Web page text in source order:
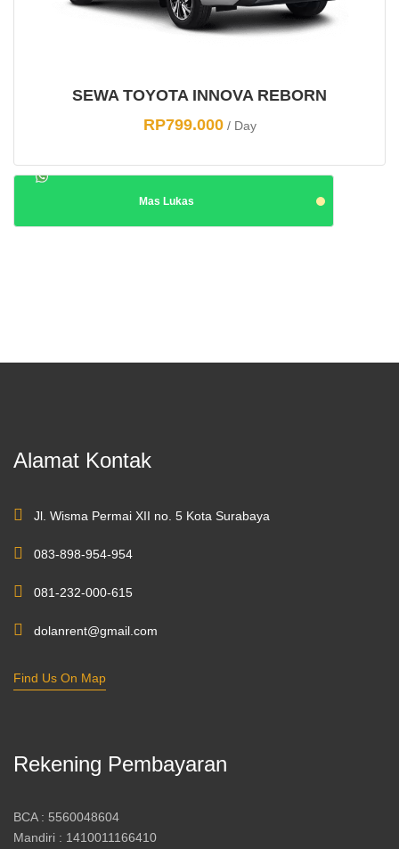
SEWA TOYOTA INNOVA REBORN
RP799.000 / Day
Mas Lukas
Alamat Kontak
Jl. Wisma Permai XII no. 5 Kota Surabaya
083-898-954-954
081-232-000-615
dolanrent@gmail.com
Find Us On Map
Rekening Pembayaran
BCA : 5560048604
Mandiri : 1410011166410